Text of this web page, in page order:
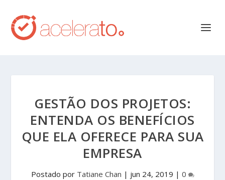
GESTÃO DOS PROJETOS:
ENTENDA OS BENEFÍCIOS
QUE ELA OFERECE PARA SUA
EMPRESA
Postado por Tatiane Chan | jun 24, 2019 | 0